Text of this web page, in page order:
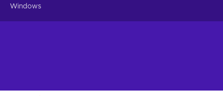
Windows